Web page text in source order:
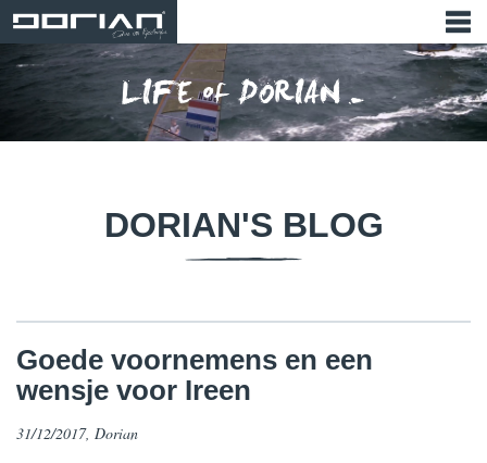
DORIAN'S BLOG
​Goede voornemens en een
wensje voor Ireen
31/12/2017, Dorian